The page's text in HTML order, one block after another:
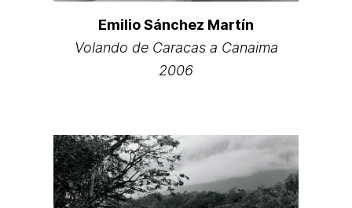
Emilio Sánchez Martín
Volando de Caracas a Canaima
2006